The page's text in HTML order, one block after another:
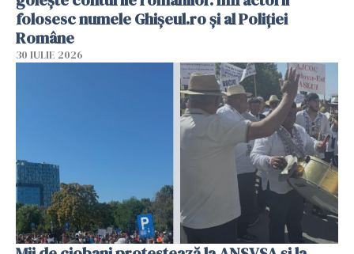
folosesc numele Ghișeul.ro și al Poliției
Române
30 IULIE 2026